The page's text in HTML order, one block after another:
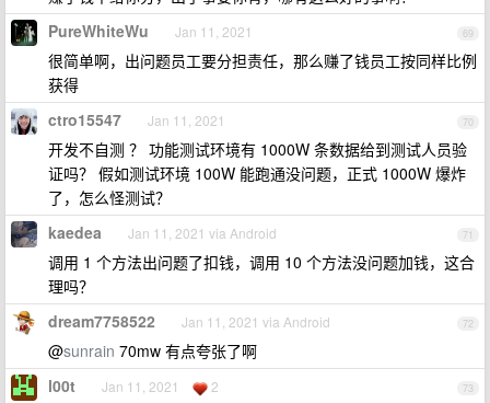
69
PureWhiteWu Jan 11, 2021
很简单啊，出问题员工要分担责任，那么赚了钱员工按同样比例
获得
70
ctro15547 Jan 11, 2021
开发不自测 ？ 功能测试环境有 1000W 条数据给到测试人员验
证吗？ 假如测试环境 100W 能跑通没问题，正式 1000W 爆炸
了，怎么怪测试？
71
kaedea Jan 11, 2021 via Android
调用 1 个方法出问题了扣钱，调用 10 个方法没问题加钱，这合
理吗？
72
dream7758522 Jan 11, 2021 via Android
@sunrain 70mw 有点夸张了啊
73
l00t Jan 11, 2021 2